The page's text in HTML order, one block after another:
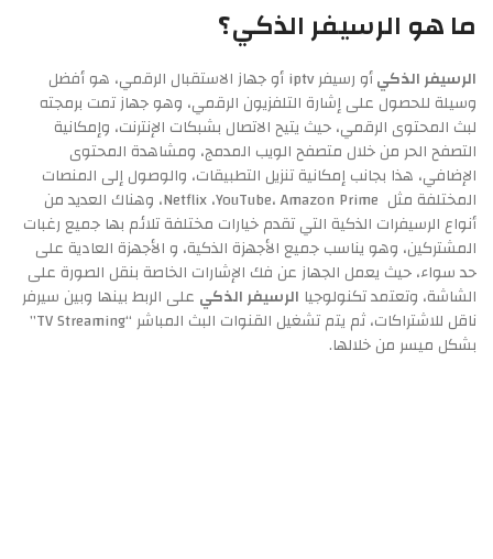
ما هو الرسيفر الذكي؟
الرسيفر الذكي
أو رسيفر iptv أو جهاز الاستقبال الرقمي، هو أفضل
وسيلة للحصول على إشارة التلفزيون الرقمي، وهو جهاز تمت برمجته
لبث المحتوى الرقمي، حيث يتيح الاتصال بشبكات الإنترنت، وإمكانية
التصفح الحر من خلال متصفح الويب المدمج، ومشاهدة المحتوى
الإضافي، هذا بجانب إمكانية تنزيل التطبيقات، والوصول إلى المنصات
المختلفة مثل Netflix ،YouTube، Amazon Prime، وهناك العديد من
أنواع الرسيفرات الذكية التي تقدم خيارات مختلفة تلائم بها جميع رغبات
المشتركين، وهو يناسب جميع الأجهزة الذكية، و الأجهزة العادية على
حد سواء، حيث يعمل الجهاز عن فك الإشارات الخاصة بنقل الصورة على
الشاشة، وتعتمد تكنولوجيا الرسيفر الذكي على الربط بينها وبين سيرفر
ناقل للاشتراكات، ثم يتم تشغيل القنوات البث المباشر “TV Streaming”
بشكل ميسر من خلالها.